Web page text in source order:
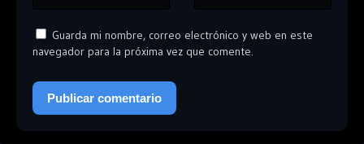
Guarda mi nombre, correo electrónico y web en este
navegador para la próxima vez que comente.